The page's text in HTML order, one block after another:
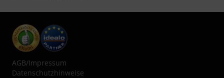
AGB/Impressum
Datenschutzhinweise